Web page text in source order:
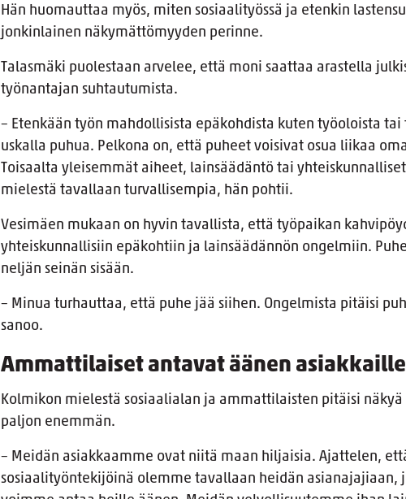
Hän huomauttaa myös, miten sosiaalityössä ja etenkin
jonkinlainen näkymättömyyden perinne.
Talasmäki puolestaan arvelee, että moni saattaa arastella
työnantajan suhtautumista.
– Etenkään työn mahdollisista epäkohdista kuten työoloista
uskalla puhua. Pelkona on, että puheet voisivat osua liikaa
Toisaalta yleisemmät aiheet, lainsäädäntö tai
mielestä tavallaan turvallisempia, hän pohtii.
Vesimäen mukaan on hyvin tavallista, että työpaikan
yhteiskunnallisiin epäkohtiin ja lainsäädännön ongelmiin.
neljän seinän sisään.
– Minua turhauttaa, että puhe jää siihen. Ongelmista pitäisi
sanoo.
Ammattilaiset antavat äänen asiakkaille
Kolmikon mielestä sosiaalialan ja ammattilaisten pitäisi näkyä
paljon enemmän.
– Meidän asiakkaamme ovat niitä maan hiljaisia. Ajattelen,
sosiaalityöntekijöinä olemme tavallaan heidän asianajajiaan,